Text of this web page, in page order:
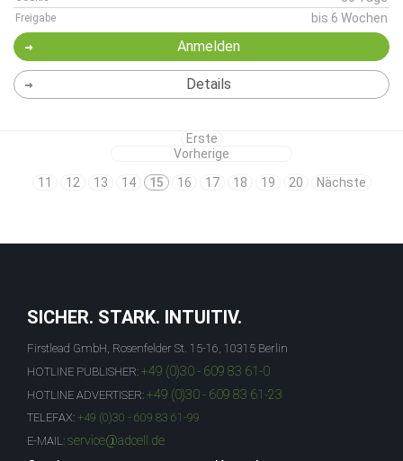
Freigabe bis 6 Wochen
Anmelden
Details
Erste
Vorherige
11
12 13 14 15 16 17 18 19 20 Nächste
SICHER. STARK. INTUITIV.
Firstlead GmbH, Rosenfelder St. 15-16, 10315 Berlin
HOTLINE PUBLISHER: +49 (0)30 - 609 83 61-0
HOTLINE ADVERTISER: +49 (0)30 - 609 83 61-23
TELEFAX: +49 (0)30 - 609 83 61-99
E-MAIL: service@adcell.de